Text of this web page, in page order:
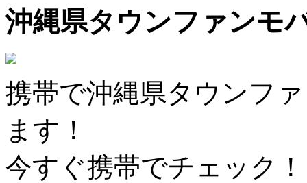
沖縄県タウンファンモ
携帯で沖縄県タウンフ
ます！
今すぐ携帯でチェック！